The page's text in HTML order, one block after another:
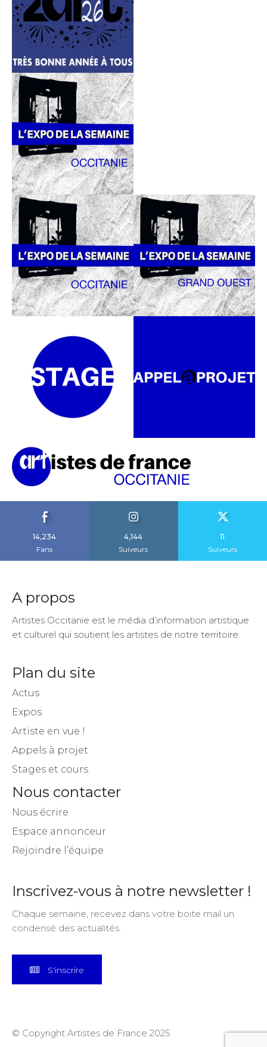
14,234
Fans
4,144
Suiveurs
11
Suiveurs
A propos
Artistes Occitanie est le média d’information artistique
et culturel qui soutient les artistes de notre territoire.
Plan du site
Actus
Expos
Artiste en vue !
Appels à projet
Stages et cours
Nous contacter
Nous écrire
Espace annonceur
Rejoindre l’équipe
Inscrivez-vous à notre newsletter !
Chaque semaine, recevez dans votre boite mail un
condensé des actualités.
S'inscrire
© Copyright Artistes de France 2025